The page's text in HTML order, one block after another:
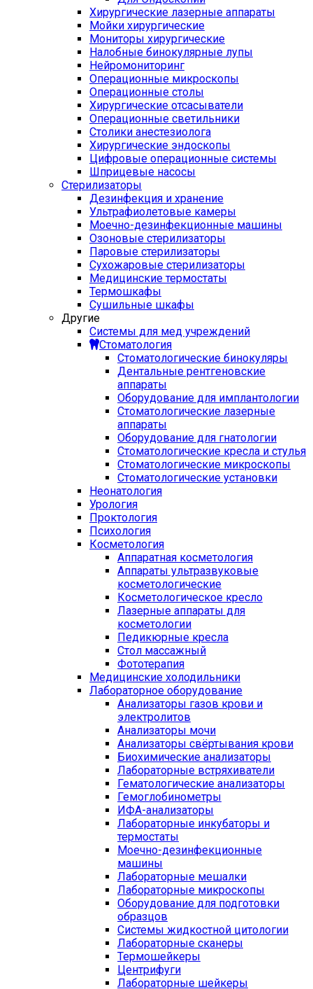
Хирургические лазерные аппараты
Мойки хирургические
Мониторы хирургические
Налобные бинокулярные лупы
Нейромониторинг
Операционные микроскопы
Операционные столы
Хирургические отсасыватели
Операционные светильники
Столики анестезиолога
Хирургические эндоскопы
Цифровые операционные системы
Шприцевые насосы
Стерилизаторы
Дезинфекция и хранение
Ультрафиолетовые камеры
Моечно-дезинфекционные машины
Озоновые стерилизаторы
Паровые стерилизаторы
Сухожаровые стерилизаторы
Медицинские термостаты
Термошкафы
Сушильные шкафы
Другие
Системы для мед учреждений
Стоматология
Стоматологические бинокуляры
Дентальные рентгеновские
аппараты
Оборудование для имплантологии
Стоматологические лазерные
аппараты
Оборудование для гнатологии
Стоматологические кресла и стулья
Стоматологические микроскопы
Стоматологические установки
Неонатология
Урология
Проктология
Психология
Косметология
Аппаратная косметология
Аппараты ультразвуковые
косметологические
Косметологическое кресло
Лазерные аппараты для
косметологии
Педикюрные кресла
Стол массажный
Фототерапия
Медицинские холодильники
Лабораторное оборудование
Анализаторы газов крови и
электролитов
Анализаторы мочи
Анализаторы свёртывания крови
Биохимические анализаторы
Лабораторные встряхиватели
Гематологические анализаторы
Гемоглобинометры
ИФА-анализаторы
Лабораторные инкубаторы и
термостаты
Моечно-дезинфекционные
машины
Лабораторные мешалки
Лабораторные микроскопы
Оборудование для подготовки
образцов
Системы жидкостной цитологии
Лабораторные сканеры
Термошейкеры
Центрифуги
Лабораторные шейкеры